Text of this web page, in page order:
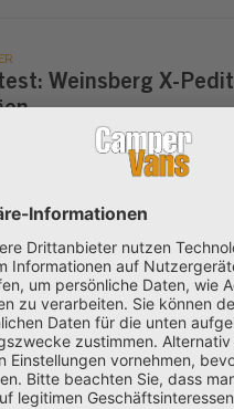
Weinsberg X-
X-Pedition macht sich auf
Camper ordentlich au...
5 Campervans für
Kindern wird der begrenzte
schnell zur Herausforderung